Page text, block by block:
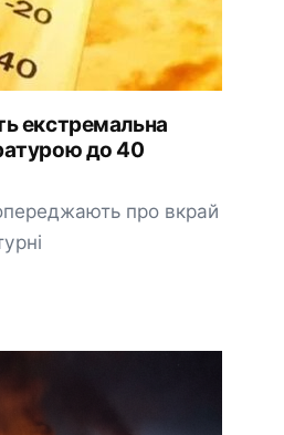
екстремальна
до 40
про вкрай